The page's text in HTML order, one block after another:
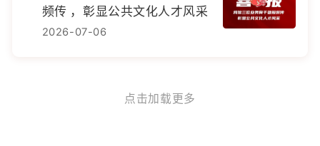
频传 ，彰显公共文化人才风采
2026-07-06
点击加载更多